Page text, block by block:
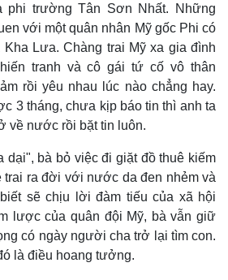
phi trường Tân Sơn Nhất. Những
với một quân nhân Mỹ gốc Phi có
Lưa. Chàng trai Mỹ xa gia đình
tranh và cô gái tứ cố vô thân
rồi yêu nhau lúc nào chẳng hay.
3 tháng, chưa kịp báo tin thì anh ta
về nước rồi bặt tin luôn.
dại", bà bỏ việc đi giặt đồ thuê kiếm
ra đời với nước da đen nhẻm và
sẽ chịu lời đàm tiếu của xã hội
lược của quân đội Mỹ, bà vẫn giữ
có ngày người cha trở lại tìm con.
là điều hoang tưởng.